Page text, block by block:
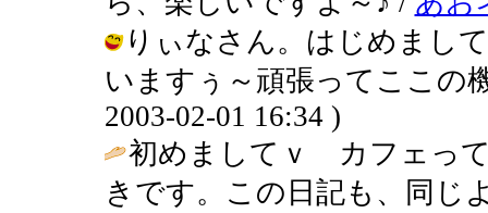
りぃなさん。はじめまし
いますぅ～頑張ってここの
2003-02-01 16:34 )
初めましてｖ カフェっ
きです。この日記も、同じ